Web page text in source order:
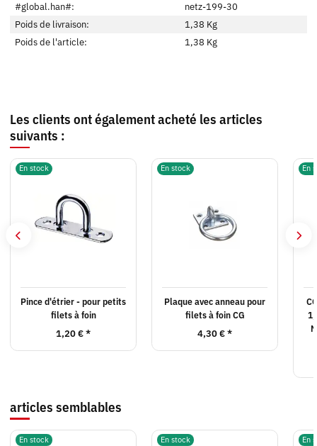
#global.han#:
netz-199-30
Poids de livraison:
1,38 Kg
Poids de l'article:
1,38 Kg
Les clients ont également acheté les articles
suivants :
En stock
Pince d'étrier - pour petits
filets à foin
1,20 €*
En stock
Plaque avec anneau pour
filets à foin CG
4,30 €*
En
articles semblables
En stock En stock En